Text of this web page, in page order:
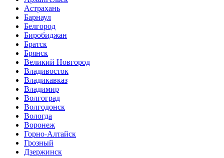
Астрахань
Барнаул
Белгород
Биробиджан
Братск
Брянск
Великий Новгород
Владивосток
Владикавказ
Владимир
Волгоград
Волгодонск
Вологда
Воронеж
Горно-Алтайск
Грозный
Дзержинск